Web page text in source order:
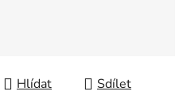
Hlídat Sdílet